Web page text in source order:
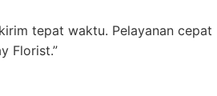
tepat waktu. Pelayanan cepat
Florist.”